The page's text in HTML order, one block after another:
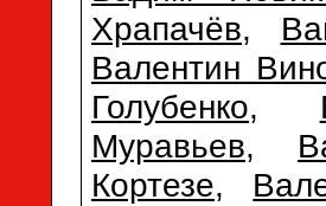
Храпачёв,
Валентин
Голубенко,
Муравьев,
Кортезе,